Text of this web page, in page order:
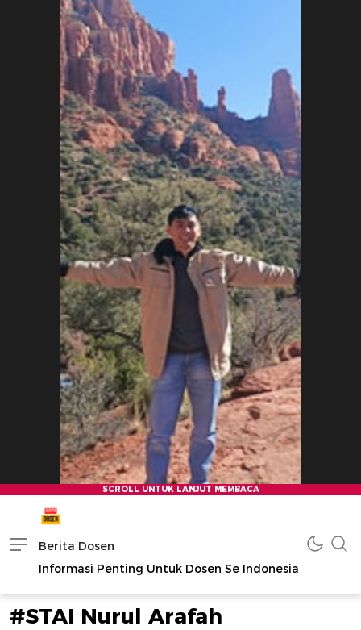
Berita Dosen
Informasi Penting Untuk Dosen Se Indonesia
#STAI Nurul Arafah